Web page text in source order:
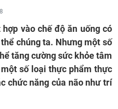
vào chế độ ăn uống có
chúng ta. Nhưng một số
tăng cường sức khỏe tâm
số loại thực phẩm thực
chức năng của não như trí